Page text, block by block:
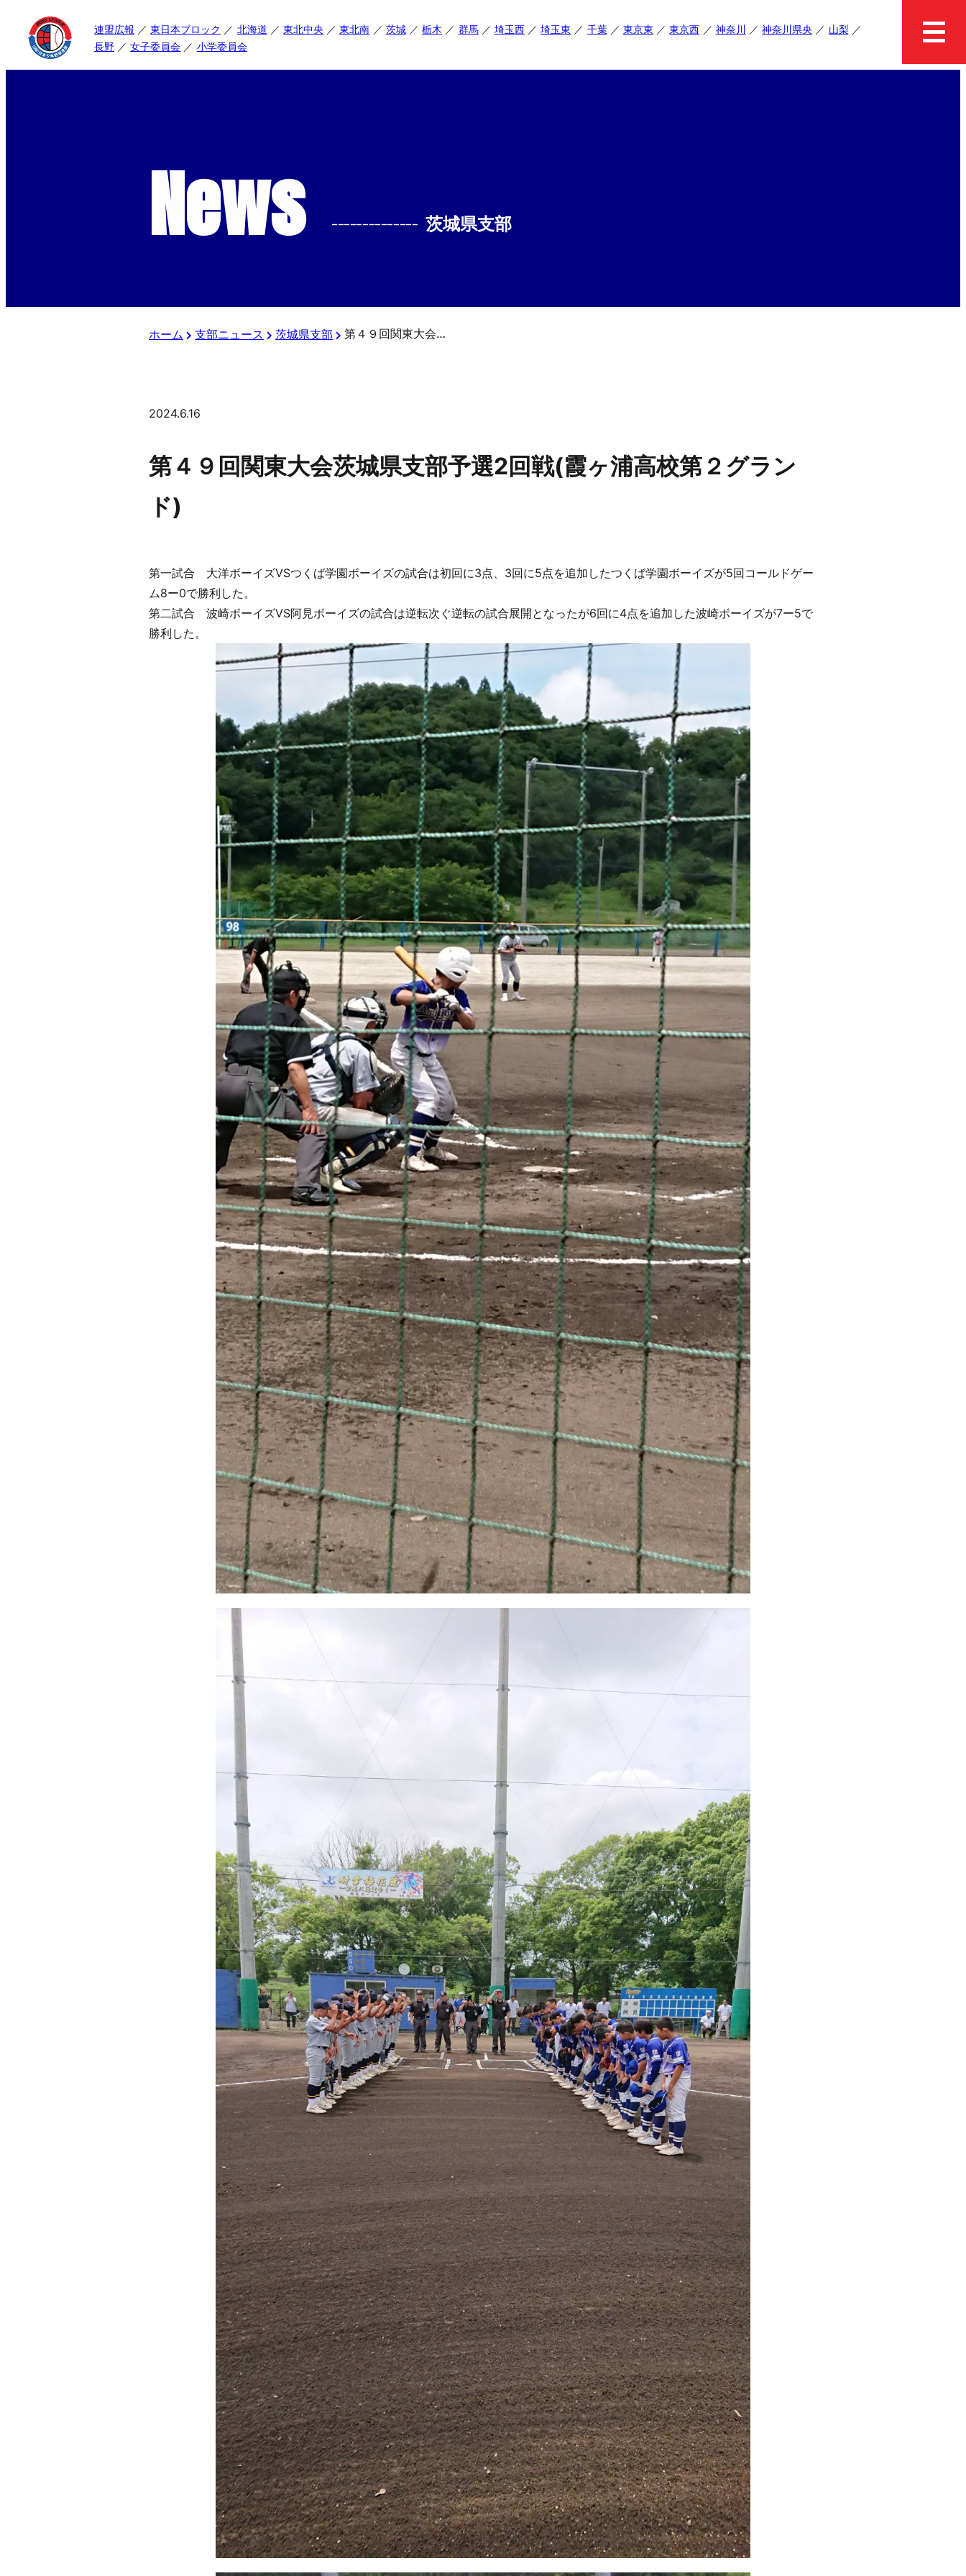
連盟広報 東日本ブロック 北海道 東北中央 東北南 茨城 栃木 群馬 埼玉西 埼玉東 千葉 東京東 東京西 神奈川 神奈川県央
山梨
長野
女子委員会 小学委員会
News -------------- 茨城県支部
ホーム 支部ニュース 茨城県支部 第４９回関東大会茨城県支部予選2回戦(霞ヶ浦高校第２グランド)
2024.6.16
第４９回関東大会茨城県支部予選2回戦(霞ヶ浦高校第２グラン
ド)
第一試合 大洋ボーイズVSつくば学園ボーイズの試合は初回に3点、3回に5点を追加したつくば学園ボーイズが5回コールドゲー
ム8ー0で勝利した。
第二試合 波崎ボーイズVS阿見ボーイズの試合は逆転次ぐ逆転の試合展開となったが6回に4点を追加した波崎ボーイズが7ー5で
勝利した。